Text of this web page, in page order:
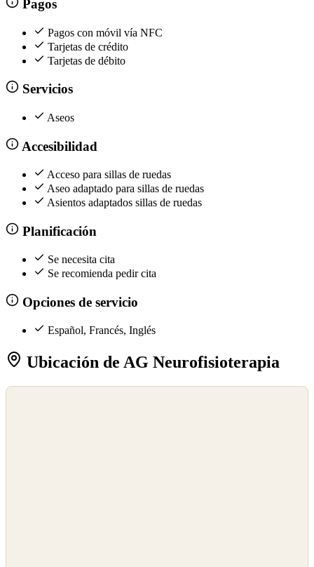
Pagos
Pagos con móvil vía NFC
Tarjetas de crédito
Tarjetas de débito
Servicios
Aseos
Accesibilidad
Acceso para sillas de ruedas
Aseo adaptado para sillas de ruedas
Asientos adaptados sillas de ruedas
Planificación
Se necesita cita
Se recomienda pedir cita
Opciones de servicio
Español, Francés, Inglés
Ubicación de AG Neurofisioterapia